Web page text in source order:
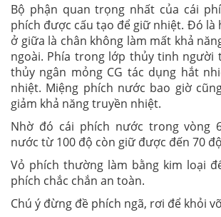
Bộ phận quan trọng nhất của cái
phích được cấu tạo để giữ nhiệt. Đó là
ở giữa là chân không làm mất khả
ngoài. Phía trong lớp thủy tinh người
thủy ngân mỏng CG tác dụng hắt
nhiệt. Miệng phích nước bao giờ
giảm khả năng truyền nhiệt.
Nhờ đó cái phích nước trong vòng
nước từ 100 độ còn giữ được đến 70
Vỏ phích thường làm bằng kim loại
phích chắc chắn an toàn.
Chú ý đừng đề phích ngã, rơi để khỏi